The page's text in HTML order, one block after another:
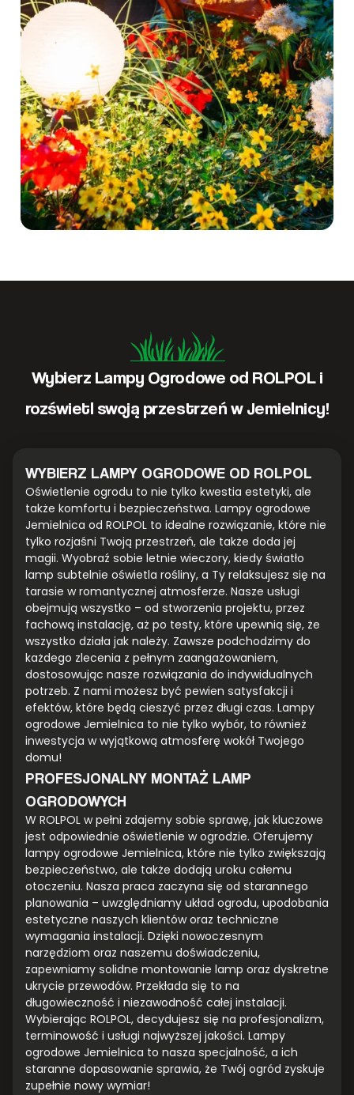
Wybierz Lampy Ogrodowe od ROLPOL i
rozświetl swoją przestrzeń w Jemielnicy!
WYBIERZ LAMPY OGRODOWE OD ROLPOL
Oświetlenie ogrodu to nie tylko kwestia estetyki, ale
także komfortu i bezpieczeństwa. Lampy ogrodowe
Jemielnica od ROLPOL to idealne rozwiązanie, które nie
tylko rozjaśni Twoją przestrzeń, ale także doda jej
magii. Wyobraź sobie letnie wieczory, kiedy światło
lamp subtelnie oświetla rośliny, a Ty relaksujesz się na
tarasie w romantycznej atmosferze. Nasze usługi
obejmują wszystko – od stworzenia projektu, przez
fachową instalację, aż po testy, które upewnią się, że
wszystko działa jak należy. Zawsze podchodzimy do
każdego zlecenia z pełnym zaangażowaniem,
dostosowując nasze rozwiązania do indywidualnych
potrzeb. Z nami możesz być pewien satysfakcji i
efektów, które będą cieszyć przez długi czas. Lampy
ogrodowe Jemielnica to nie tylko wybór, to również
inwestycja w wyjątkową atmosferę wokół Twojego
domu!
PROFESJONALNY MONTAŻ LAMP
OGRODOWYCH
W ROLPOL w pełni zdajemy sobie sprawę, jak kluczowe
jest odpowiednie oświetlenie w ogrodzie. Oferujemy
lampy ogrodowe Jemielnica, które nie tylko zwiększają
bezpieczeństwo, ale także dodają uroku całemu
otoczeniu. Nasza praca zaczyna się od starannego
planowania – uwzględniamy układ ogrodu, upodobania
estetyczne naszych klientów oraz techniczne
wymagania instalacji. Dzięki nowoczesnym
narzędziom oraz naszemu doświadczeniu,
zapewniamy solidne montowanie lamp oraz dyskretne
ukrycie przewodów. Przekłada się to na
długowieczność i niezawodność całej instalacji.
Wybierając ROLPOL, decydujesz się na profesjonalizm,
terminowość i usługi najwyższej jakości. Lampy
ogrodowe Jemielnica to nasza specjalność, a ich
staranne dopasowanie sprawia, że Twój ogród zyskuje
zupełnie nowy wymiar!